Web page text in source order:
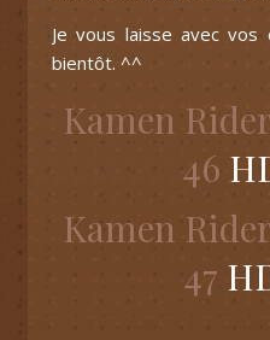
Je vous laisse avec
bientôt. ^^
Kamen
46
Kamen
47